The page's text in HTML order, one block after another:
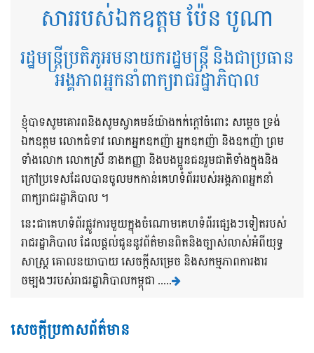
សាររបស់ឯកឧត្តម ប៉ែន បូណា
រដ្ឋមន្ត្រីប្រតិភូអមនាយករដ្ឋមន្ត្រី និងជាប្រធាន
អង្គភាពអ្នកនាំពាក្យរាជរដ្ឋាភិបាល
ខ្ញុំបាទសូមគោរពនិងសូមស្វាគមន៍យ៉ាងកក់ក្តៅចំពោះ សម្តេច ទ្រង់
ឯកឧត្តម លោកជំទាវ លោកអ្នកឧកញ៉ា អ្នកឧកញ៉ា និងឧកញ៉ា ព្រម
ទាំងលោក លោកស្រី នាងកញ្ញា និងបងប្អូនជនរួមជាតិទាំងក្នុងនិង
ក្រៅប្រទេសដែលបានចូលមកកាន់គេហទំព័ររបស់អង្គភាពអ្នកនាំ
ពាក្យរាជរដ្ឋាភិបាល ។
នេះជាគេហទំព័រផ្លូវការមួយក្នុងចំណោមគេហទំព័រផ្សេងៗទៀតរបស់
រាជរដ្ឋាភិបាល ដែលផ្តល់ជូននូវព័ត៌មានពិតនិងច្បាស់លាស់អំពីយុទ្ធ
សាស្រ្ត គោលនយាបាយ សេចក្តីសម្រេច និងសកម្មភាពការងារ
ចម្បងៗរបស់រាជរដ្ឋាភិបាលកម្ពុជា .....
សេចក្តីប្រកាសព័ត៌មាន